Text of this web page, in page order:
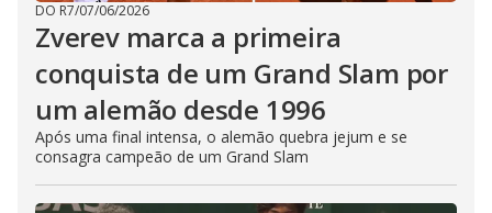
DO R7/07/06/2026
Zverev marca a primeira
conquista de um Grand Slam por
um alemão desde 1996
Após uma final intensa, o alemão quebra jejum e se
consagra campeão de um Grand Slam